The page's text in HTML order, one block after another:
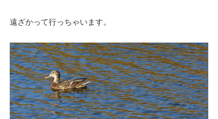
遠ざかって行っちゃいます。